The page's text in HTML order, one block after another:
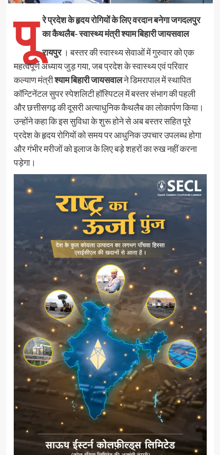
पू रे प्रदेश के हृदय रोगियों के लिए वरदान बनेगा जगदलपुर
का कैथलैब- स्वास्थ्य मंत्री श्याम बिहारी जायसवाल
रायपुर। बस्तर की स्वास्थ्य सेवाओं में गुरुवार को एक
महत्वपूर्ण अध्याय जुड़ गया, जब प्रदेश के स्वास्थ्य एवं परिवार
कल्याण मंत्रीश्याम बिहारी जायसवालने डिमरापाल में स्थापित
कॉन्टिनेंटल सुपर स्पेशलिटी हॉस्पिटल में बस्तर संभाग की पहली
और छत्तीसगढ़ की दूसरी अत्याधुनिक कैथलैब का लोकार्पण किया।
उन्होंने कहा कि इस सुविधा के शुरू होने से अब बस्तर सहित पूरे
प्रदेश के हृदय रोगियों को समय पर आधुनिक उपचार उपलब्ध होगा
और गंभीर मरीजों को इलाज के लिए बड़े शहरों का रुख नहीं करना
पड़ेगा।